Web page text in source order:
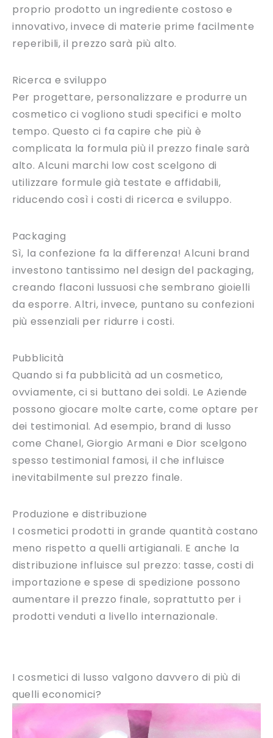
proprio prodotto un ingrediente costoso e
innovativo, invece di materie prime facilmente
reperibili, il prezzo sarà più alto.
Ricerca e sviluppo
Per progettare, personalizzare e produrre un
cosmetico ci vogliono studi specifici e molto
tempo. Questo ci fa capire che più è
complicata la formula più il prezzo finale sarà
alto. Alcuni marchi low cost scelgono di
utilizzare formule già testate e affidabili,
riducendo così i costi di ricerca e sviluppo.
Packaging
Sì, la confezione fa la differenza! Alcuni brand
investono tantissimo nel design del packaging,
creando flaconi lussuosi che sembrano gioielli
da esporre. Altri, invece, puntano su confezioni
più essenziali per ridurre i costi.
Pubblicità
Quando si fa pubblicità ad un cosmetico,
ovviamente, ci si buttano dei soldi. Le Aziende
possono giocare molte carte, come optare per
dei testimonial. Ad esempio, brand di lusso
come Chanel, Giorgio Armani e Dior scelgono
spesso testimonial famosi, il che influisce
inevitabilmente sul prezzo finale.
Produzione e distribuzione
I cosmetici prodotti in grande quantità costano
meno rispetto a quelli artigianali. E anche la
distribuzione influisce sul prezzo: tasse, costi di
importazione e spese di spedizione possono
aumentare il prezzo finale, soprattutto per i
prodotti venduti a livello internazionale.
I cosmetici di lusso valgono davvero di più di
quelli economici?